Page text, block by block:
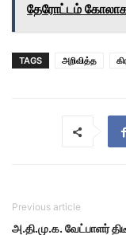
தேரோட்டம்
TAGS அறிவித்த
Previous article
அ.தி.மு.க. வேட்பாளர்